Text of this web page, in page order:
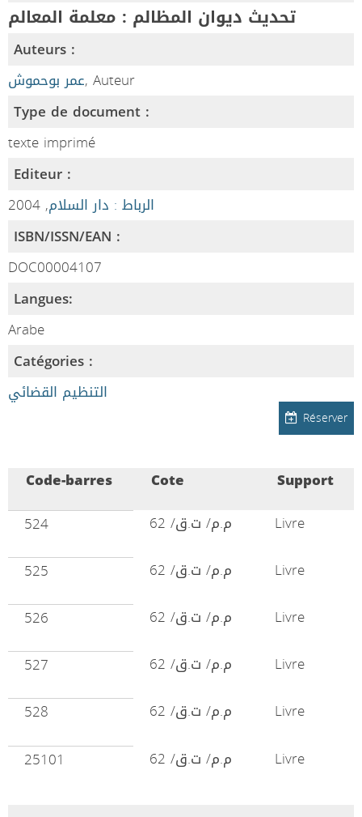
تحديث ديوان المظالم : معلمة المعالم
Auteurs :
عمر بوحموش, Auteur
Type de document :
texte imprimé
Editeur :
الرباط : دار السلام, 2004
ISBN/ISSN/EAN :
DOC00004107
Langues:
Arabe
Catégories :
التنظيم القضائي
Réserver
Code-barres Cote
Support
524
م.م/ ت.ق/ 62
Livre
525
م.م/ ت.ق/ 62
Livre
526
م.م/ ت.ق/ 62
Livre
527
م.م/ ت.ق/ 62
Livre
528
م.م/ ت.ق/ 62
Livre
25101
م.م/ ت.ق/ 62 Livre